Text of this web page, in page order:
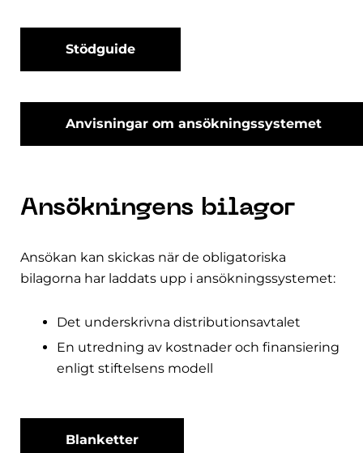
Stödguide
Anvisningar om ansökningssystemet
Ansökningens bilagor
Ansökan kan skickas när de obligatoriska
bilagorna har laddats upp i ansökningssystemet:
Det underskrivna distributionsavtalet
En utredning av kostnader och finansiering
enligt stiftelsens modell
Blanketter